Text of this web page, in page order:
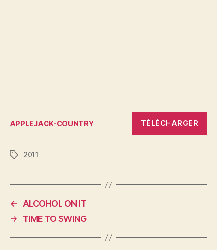
APPLEJACK-COUNTRY TÉLÉCHARGER
Étiquettes
2011
← ALCOHOL ON IT
→
TIME TO SWING